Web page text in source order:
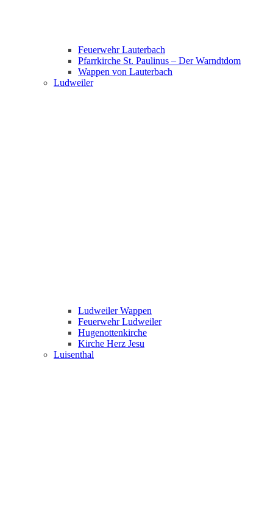
Feuerwehr Lauterbach
Pfarrkirche St. Paulinus – Der Warndtdom
Wappen von Lauterbach
Ludweiler
Ludweiler Wappen
Feuerwehr Ludweiler
Hugenottenkirche
Kirche Herz Jesu
Luisenthal